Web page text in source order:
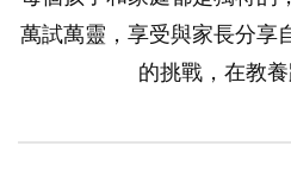
萬試萬靈，享受與家長分享
的挑戰，在教養